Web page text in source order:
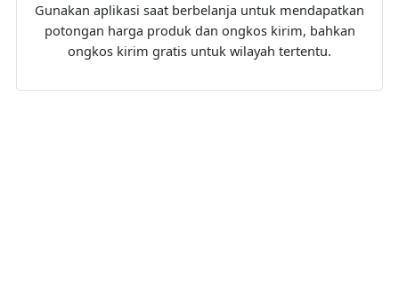
Gunakan aplikasi saat berbelanja untuk mendapatkan
potongan harga produk dan ongkos kirim, bahkan
ongkos kirim gratis untuk wilayah tertentu.